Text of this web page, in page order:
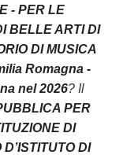
- PER LE
BELLE ARTI DI
DI MUSICA
Romagna -
nel 2026? Il
PER
DI
DI